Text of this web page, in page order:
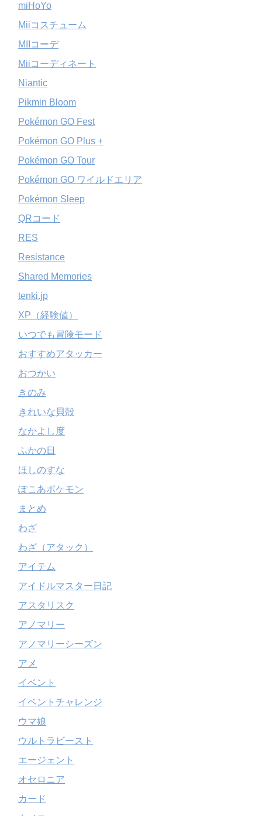
miHoYo
Miiコスチューム
MIIコーデ
Miiコーディネート
Niantic
Pikmin Bloom
Pokémon GO Fest
Pokémon GO Plus +
Pokémon GO Tour
Pokémon GO ワイルドエリア
Pokémon Sleep
QRコード
RES
Resistance
Shared Memories
tenki.jp
XP（経験値）
いつでも冒険モード
おすすめアタッカー
おつかい
きのみ
きれいな貝殻
なかよし度
ふかの日
ほしのすな
ぽこあポケモン
まとめ
わざ
わざ（アタック）
アイテム
アイドルマスター日記
アスタリスク
アノマリー
アノマリーシーズン
アメ
イベント
イベントチャレンジ
ウマ娘
ウルトラビースト
エージェント
オセロニア
カード